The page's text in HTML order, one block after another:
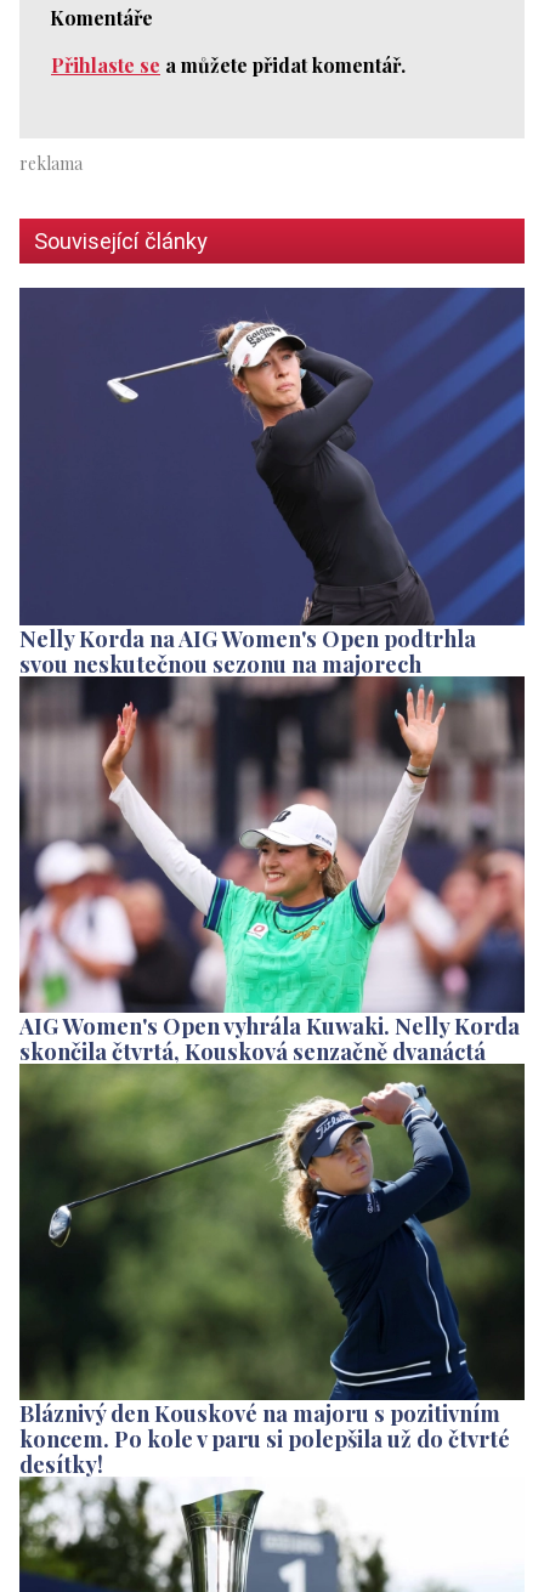
Komentáře
Přihlaste se a můžete přidat komentář.
Související články
Nelly Korda na AIG Women's Open podtrhla
svou neskutečnou sezonu na majorech
AIG Women's Open vyhrála Kuwaki. Nelly Korda
skončila čtvrtá, Kousková senzačně dvanáctá
Bláznivý den Kouskové na majoru s pozitivním
koncem. Po kole v paru si polepšila už do čtvrté
desítky!